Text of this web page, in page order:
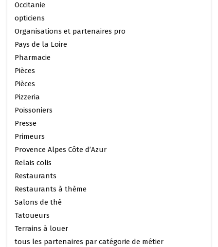
Occitanie
opticiens
Organisations et partenaires pro
Pays de la Loire
Pharmacie
Pièces
Pièces
Pizzeria
Poissoniers
Presse
Primeurs
Provence Alpes Côte d’Azur
Relais colis
Restaurants
Restaurants à thème
Salons de thé
Tatoueurs
Terrains à louer
tous les partenaires par catégorie de métier